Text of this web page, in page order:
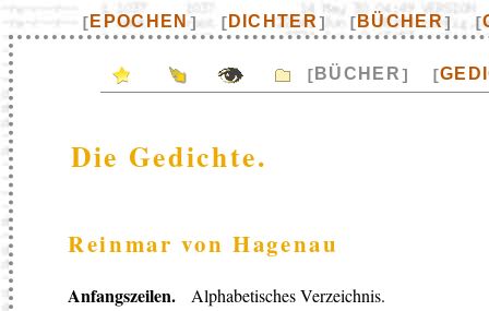
[ EPOCHEN ] [ DICHTER] [ BÜCHER] [
[ BÜCHER] [
Die Gedichte.
Reinmar von Hagenau
Anfangszeilen. Alphabetisches Verzeichnis.